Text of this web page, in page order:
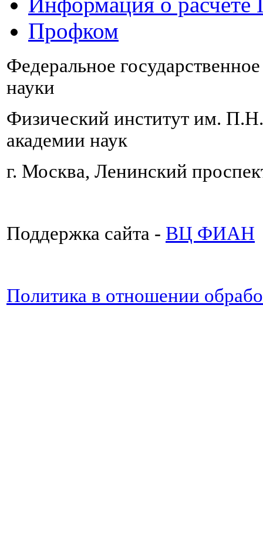
Профком
Федеральное
науки
Физический институт им.
академии наук
г. Москва, Ленинский
Поддержка сайта - ВЦ ФИАН
Политика в отношении